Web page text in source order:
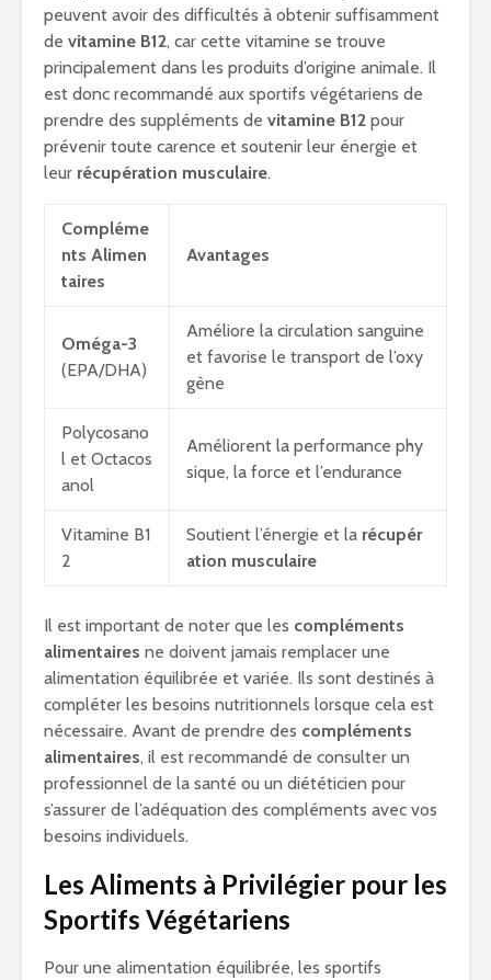
peuvent avoir des difficultés à obtenir suffisamment
de vitamine B12, car cette vitamine se trouve
principalement dans les produits d’origine animale. Il
est donc recommandé aux sportifs végétariens de
prendre des suppléments de vitamine B12 pour
prévenir toute carence et soutenir leur énergie et
leur récupération musculaire.
Compléme
nts Alimen
taires
Avantages
Oméga-3
(EPA/DHA)
Améliore la circulation sanguine
et favorise le transport de l’oxy
gène
Polycosano
l et Octacos
anol
Améliorent la performance phy
sique, la force et l’endurance
Vitamine B1
2
Soutient l’énergie et la récupér
ation musculaire
Il est important de noter que les compléments
alimentaires ne doivent jamais remplacer une
alimentation équilibrée et variée. Ils sont destinés à
compléter les besoins nutritionnels lorsque cela est
nécessaire. Avant de prendre des compléments
alimentaires, il est recommandé de consulter un
professionnel de la santé ou un diététicien pour
s’assurer de l’adéquation des compléments avec vos
besoins individuels.
Les Aliments à Privilégier pour les
Sportifs Végétariens
Pour une alimentation équilibrée, les sportifs